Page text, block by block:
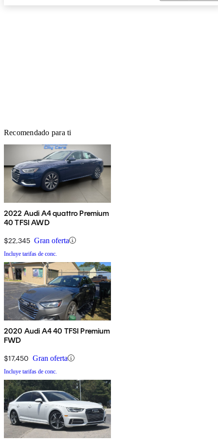
Recomendado para ti
2022 Audi A4 quattro Premium
40 TFSI AWD
$22,345 Gran oferta
Incluye tarifas de conc.
2020 Audi A4 40 TFSI Premium
FWD
$17,450 Gran oferta
Incluye tarifas de conc.